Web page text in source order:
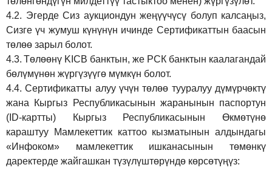
4.2. Эгерде Сиз аукциондун жеңүүчүсү болуп калсаңыз,
Сизге үч жумуш күнүнүн ичинде Сертификаттын баасын
төлөө зарыл болот.
4.3. Төлөөнү KICB банктын, же РСК банктын каалагандай
бөлүмүнөн жүргүзүүгө мүмкүн болот.
4.4.Сертификатты алуу үчүн төлөө тууралуу дүмүрчөктү
жана Кыргыз Республикасынын жаранынын паспортун
(ID-картты) Кыргыз Республикасынын Өкмөтүнө
караштуу Мамлекеттик каттоо кызматынын алдындагы
«Инфоком» мамлекеттик ишканасынын төмөнкү
даректерде жайгашкан түзүлүштөрүндө көрсөтүңүз: